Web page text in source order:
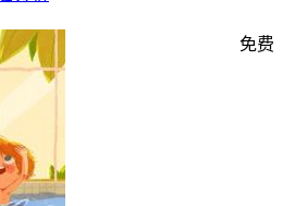
免费